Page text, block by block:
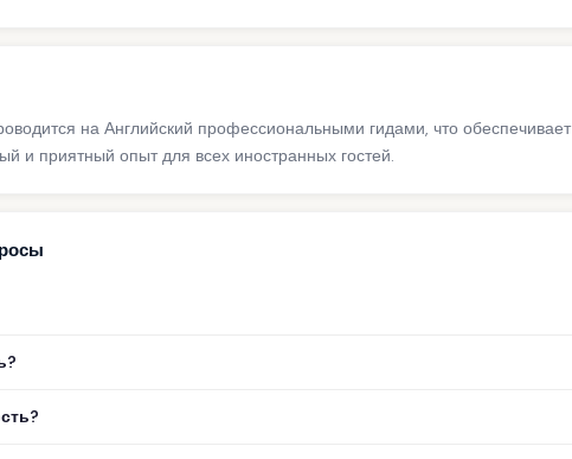
на Английский профессиональными гидами, что обеспечивает
и приятный опыт для всех иностранных гостей.